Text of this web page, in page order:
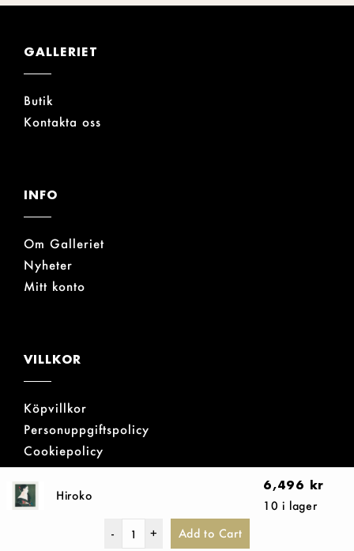
GALLERIET
Butik
Kontakta oss
INFO
Om Galleriet
Nyheter
Mitt konto
VILLKOR
Köpvillkor
Personuppgiftspolicy
Cookiepolicy
RESERVERADE.
Hiroko
6,496 kr
10 i lager
-
+ Add to Cart